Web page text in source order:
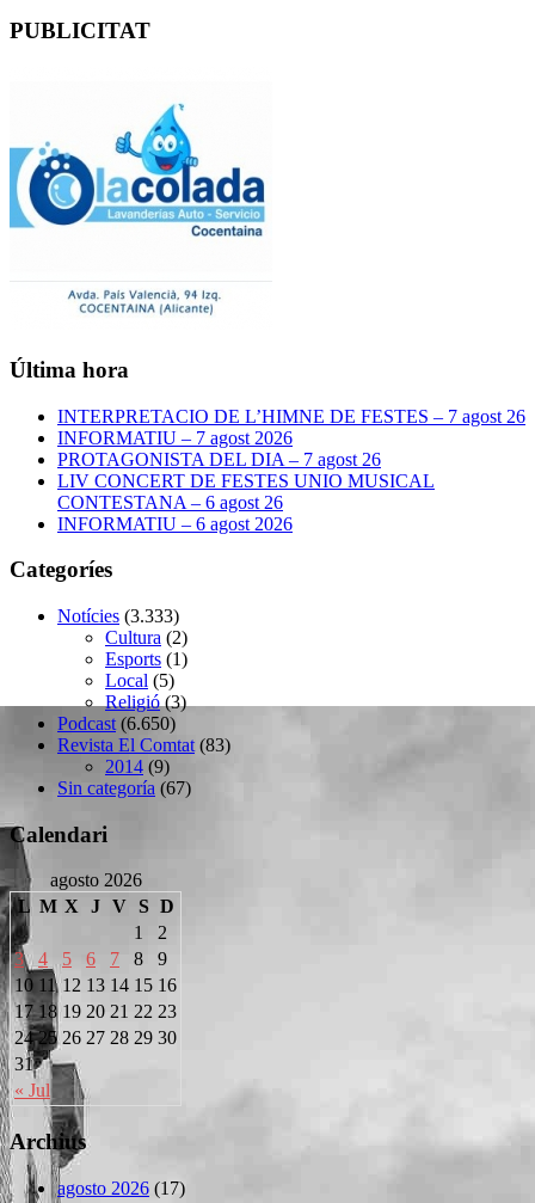
PUBLICITAT
Última hora
INTERPRETACIO DE L’HIMNE DE FESTES – 7 agost 26
INFORMATIU – 7 agost 2026
PROTAGONISTA DEL DIA – 7 agost 26
LIV CONCERT DE FESTES UNIO MUSICAL
CONTESTANA – 6 agost 26
INFORMATIU – 6 agost 2026
Categoríes
Notícies (3.333)
Cultura (2)
Esports (1)
Local (5)
Religió(3)
Podcast (6.650)
Revista El Comtat (83)
2014 (9)
Sin categoría (67)
Calendari
agosto 2026
L M X J V S D
« Jul
1
2
3
4 5 6 7 8
9
10 11 12 13 14 15 16
17 18 19 20 21 22 23
24 25 26 27 28 29 30
31
Archius
agosto 2026 (17)